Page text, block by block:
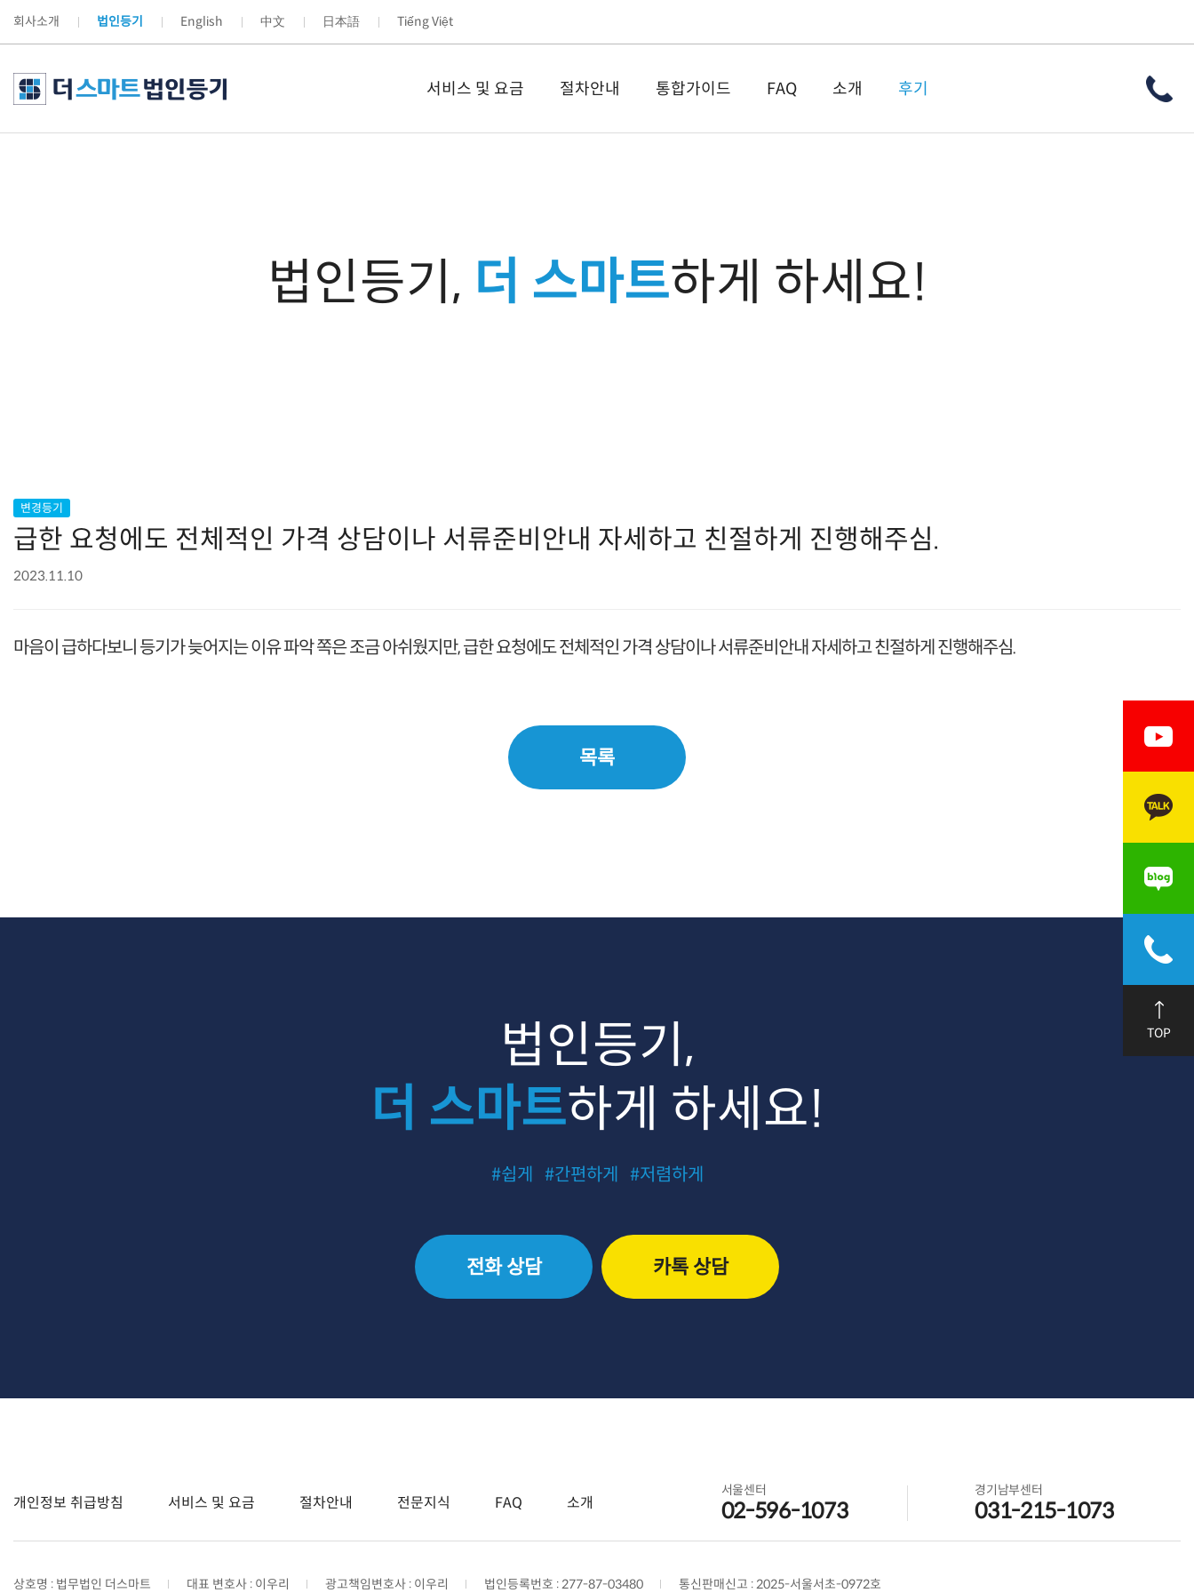
회사소개 법인등기 English 中文 日本語 Tiếng Việt
서비스 및 요금 절차안내 통합가이드 FAQ 소개 후기
TOP
법인등기, 더 스마트하게 하세요!
변경등기
급한 요청에도 전체적인 가격 상담이나 서류준비안내 자세하고 친절하게 진행해주심.
2023.11.10
마음이 급하다보니 등기가 늦어지는 이유 파악 쪽은 조금 아쉬웠지만, 급한 요청에도 전체적인 가격 상담이나 서류준비안내 자세하고 친절하게 진행해주심.
목록
법인등기,
더 스마트하게 하세요!
#쉽게 #간편하게 #저렴하게
전화 상담 카톡 상담
개인정보 취급방침 서비스 및 요금 절차안내 전문지식 FAQ 소개
서울센터
02-596-1073
경기남부센터
031-215-1073
상호명 : 법무법인 더스마트 대표 변호사 : 이우리 광고책임변호사 : 이우리 법인등록번호 : 277-87-03480 통신판매신고 : 2025-서울서초-0972호